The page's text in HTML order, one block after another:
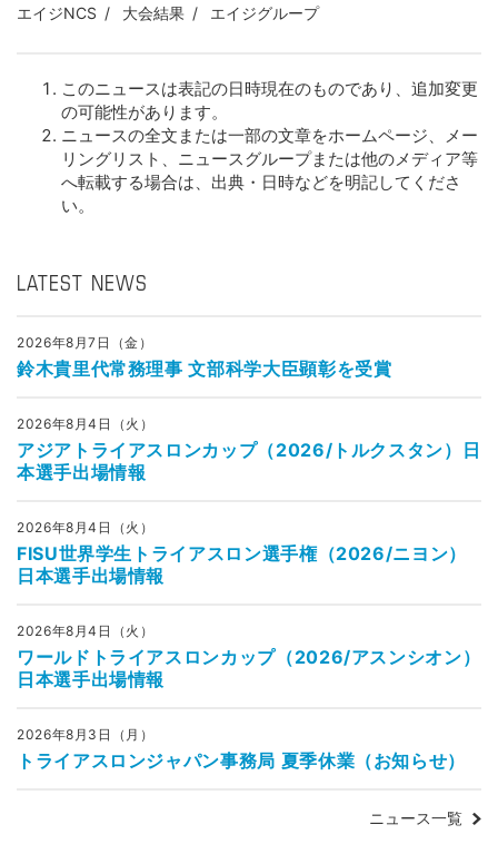
エイジNCS 大会結果 エイジグループ
このニュースは表記の日時現在のものであり、追加変更
の可能性があります。
ニュースの全文または一部の文章をホームページ、メー
リングリスト、ニュースグループまたは他のメディア等
へ転載する場合は、出典・日時などを明記してくださ
い。
LATEST NEWS
2026年8月7日（金）
鈴木貴里代常務理事 文部科学大臣顕彰を受賞
2026年8月4日（火）
アジアトライアスロンカップ（2026/トルクスタン）日
本選手出場情報
2026年8月4日（火）
FISU世界学生トライアスロン選手権（2026/ニヨン）
日本選手出場情報
2026年8月4日（火）
ワールドトライアスロンカップ（2026/アスンシオン）
日本選手出場情報
2026年8月3日（月）
トライアスロンジャパン事務局 夏季休業（お知らせ）
ニュース一覧